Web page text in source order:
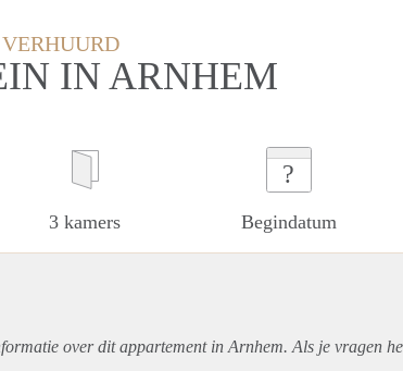
IN ARNHEM
3 kamers
?
Begindatum
over ditappartementin Arnhem. Als je vragen